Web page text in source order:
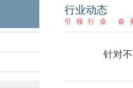
行业动态
引领行业 奋
针对